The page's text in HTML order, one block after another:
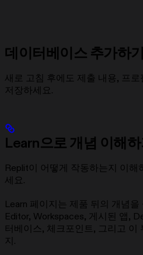
데이터베이스 추가하기
새로 고침 후에도 제출 내용, 프
저장하세요.
Learn으로 개념 이해하
Replit이 어떻게 작동하는지 이해
세요.
Learn 페이지는 제품 뒤의 개념
Editor, Workspaces, 게시된 앱,
터베이스, 체크포인트, 그리고 이
지.